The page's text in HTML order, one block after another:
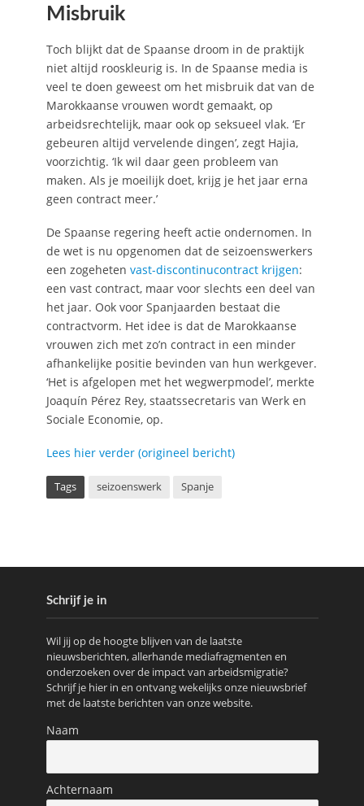
Misbruik
Toch blijkt dat de Spaanse droom in de praktijk
niet altijd rooskleurig is. In de Spaanse media is
veel te doen geweest om het misbruik dat van de
Marokkaanse vrouwen wordt gemaakt, op
arbeidsrechtelijk, maar ook op seksueel vlak. ‘Er
gebeuren altijd vervelende dingen’, zegt Hajia,
voorzichtig. ‘Ik wil daar geen probleem van
maken. Als je moeilijk doet, krijg je het jaar erna
geen contract meer.’
De Spaanse regering heeft actie ondernomen. In
de wet is nu opgenomen dat de seizoenswerkers
een zogeheten vast-discontinucontract krijgen:
een vast contract, maar voor slechts een deel van
het jaar. Ook voor Spanjaarden bestaat die
contractvorm. Het idee is dat de Marokkaanse
vrouwen zich met zo’n contract in een minder
afhankelijke positie bevinden van hun werkgever.
‘Het is afgelopen met het wegwerpmodel’, merkte
Joaquín Pérez Rey, staatssecretaris van Werk en
Sociale Economie, op.
Lees hier verder (origineel bericht)
Tags seizoenswerk Spanje
Schrijf je in
Wil jij op de hoogte blijven van de laatste
nieuwsberichten, allerhande mediafragmenten en
onderzoeken over de impact van arbeidsmigratie?
Schrijf je hier in en ontvang wekelijks onze nieuwsbrief
met de laatste berichten van onze website.
Naam
Achternaam